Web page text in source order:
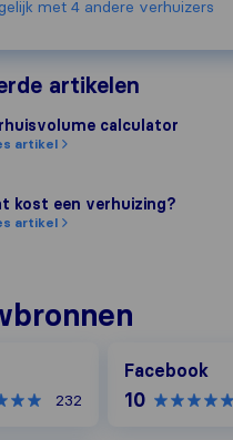
met 4 andere verhuizers
artikelen
calculatorcalculator
artikel
verhuizing?
kost een verhuizing?
artikel
232
Facebook
10